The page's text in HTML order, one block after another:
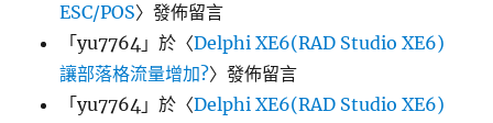
ESC/POS〉發佈留言
「yu7764 」於〈Delphi XE6(RAD Studio XE6)
讓部落格流量增加?〉發佈留言
「yu7764 」於〈Delphi XE6(RAD Studio XE6)